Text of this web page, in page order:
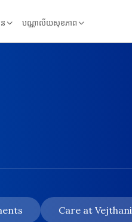
បណ្ណាល័យសុខភាព
Care at Vejthani